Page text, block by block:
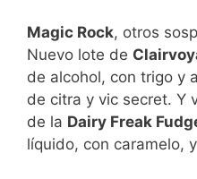
Magic Rock, otros
Nuevo lote de
de alcohol, con trigo y
de citra y vic secret. Y
de la Dairy Freak
líquido, con caramelo,